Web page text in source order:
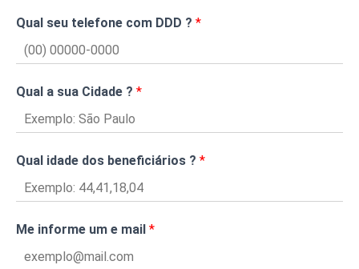
Qual seu telefone com DDD ? *
Qual a sua Cidade ? *
Qual idade dos beneficiários ? *
Me informe um e mail *